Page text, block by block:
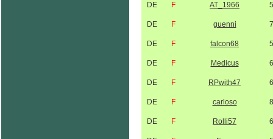
DE F AT_1966
DE F guenni
DE F falcon68
DE F Medicus
DE F RPwith47
DE F carloso
DE F Rolli57